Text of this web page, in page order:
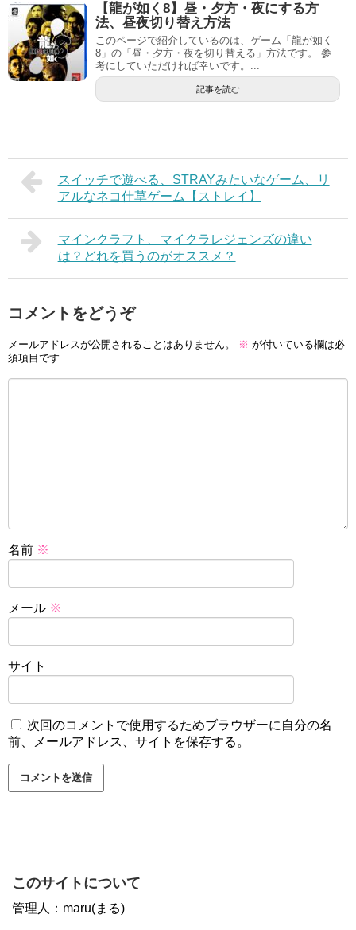
【龍が如く8】昼・夕方・夜にする方
法、昼夜切り替え方法
このページで紹介しているのは、ゲーム「龍が如く
8」の「昼・夕方・夜を切り替える」方法です。 参
考にしていただければ幸いです。...
記事を読む
スイッチで遊べる、STRAYみたいなゲーム、リ
アルなネコ仕草ゲーム【ストレイ】
マインクラフト、マイクラレジェンズの違い
は？どれを買うのがオススメ？
コメントをどうぞ
メールアドレスが公開されることはありません。 ※ が付いている欄は必
須項目です
名前 ※
メール ※
サイト
次回のコメントで使用するためブラウザーに自分の名
前、メールアドレス、サイトを保存する。
このサイトについて
管理人：maru(まる)